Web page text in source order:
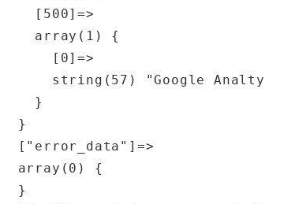
    [500]=>
    array(1) {
      [0]=>
string(57) "Google Analtyisとの
    }
  }
  ["error_data"]=>
  array(0) {
  }